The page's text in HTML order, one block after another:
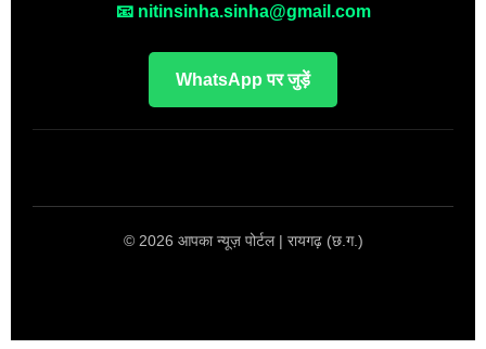
📧 nitinsinha.sinha@gmail.com
WhatsApp पर जुड़ें
© 2026 आपका न्यूज़ पोर्टल | रायगढ़ (छ.ग.)